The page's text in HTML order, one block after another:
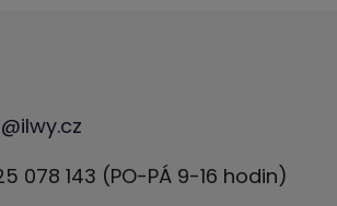
@ilwy.cz
078 143 (PO-PÁ 9-16 hodin)